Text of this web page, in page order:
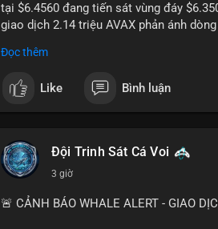
tại $6.4560 đang tiến sát vùng đáy
giao dịch 2.14 triệu AVAX phản ánh
- Vùng Entry: $6.4500 - $6.4800
- Mục tiêu chốt lời (Take Profit - TP):
Lời khuyên quản trị vốn: Khối lượng lệnh
sau khi vào lệnh để bảo vệ tài khoản
#shortavax #avax6450 #bearishavax
Đọc thêm
Like Bình luận
Đội Trinh Sát Cá Voi
3 giờ
🚨 CẢNH BÁO WHALE ALERT - GIAO